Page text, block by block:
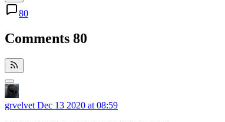
80
Comments 80
grvelvet Dec 13 2020 at 08:59